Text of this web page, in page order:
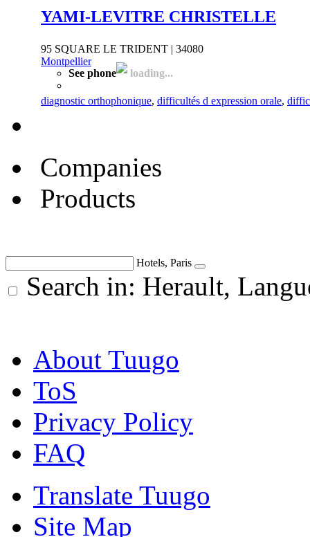
YAMI-LEVITRE CHRISTELLE
95 SQUARE LE TRIDENT | 34080
Montpellier
See phone
loading...
diagnostic orthophonique, difficultés d expression orale,
Companies
Products
Hotels, Paris
Search in: Herault,
About Tuugo
ToS
Privacy Policy
FAQ
Translate Tuugo
Site Map